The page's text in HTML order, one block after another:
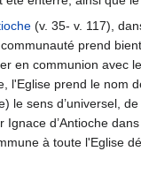
(v. 35- v. 117),
prend
en communion avec
l'Eglise prend le nom
le sens d’universel,
d’Antioche dans
à toute l'Eglise